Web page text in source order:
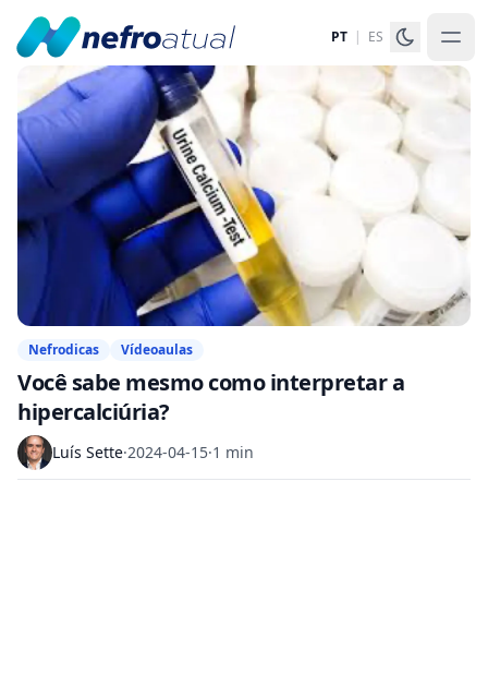
PT | ES
Nefrodicas Vídeoaulas
Você sabe mesmo como interpretar a
hipercalciúria?
Luís Sette·2024-04-15·1 min